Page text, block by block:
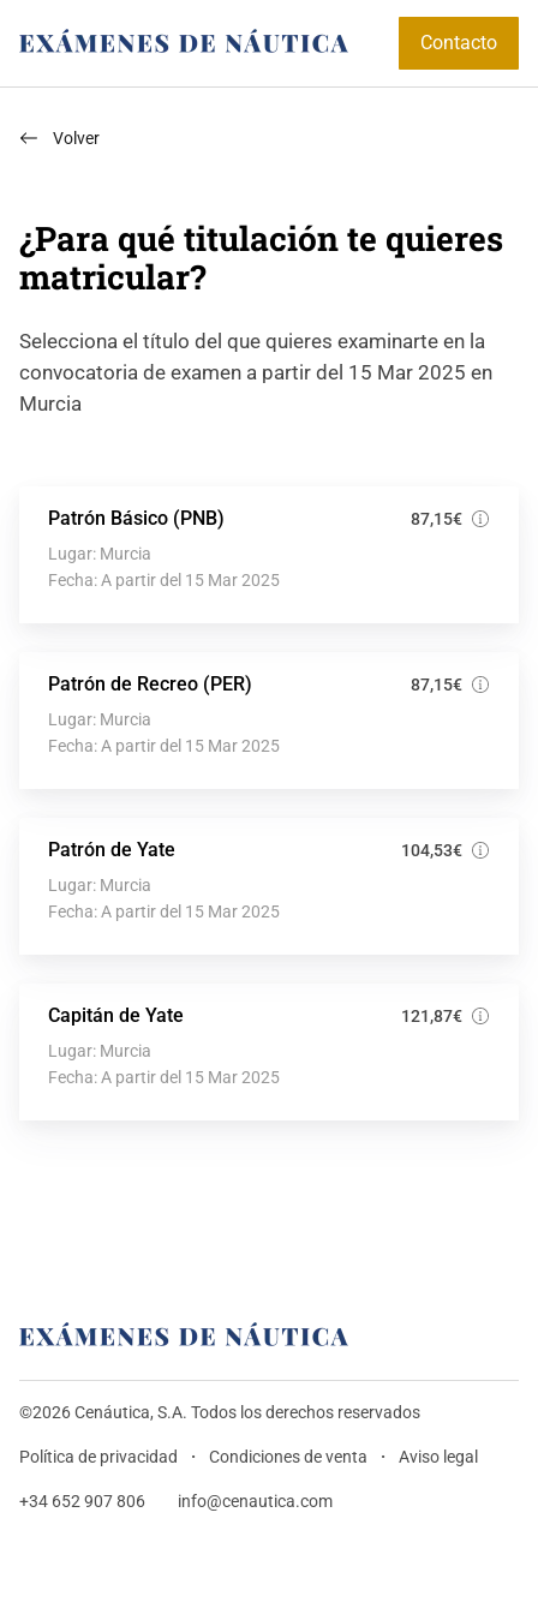
Contacto
Volver
¿Para qué titulación te quieres
matricular?
Selecciona el título del que quieres examinarte en la
convocatoria de examen a partir del 15 Mar 2025 en
Murcia
Patrón Básico (PNB)
87,15€
Lugar: Murcia
Fecha: A partir del 15 Mar 2025
Patrón de Recreo (PER)
87,15€
Lugar: Murcia
Fecha: A partir del 15 Mar 2025
Patrón de Yate
104,53€
Lugar: Murcia
Fecha: A partir del 15 Mar 2025
Capitán de Yate
121,87€
Lugar: Murcia
Fecha: A partir del 15 Mar 2025
©2026 Cenáutica, S.A. Todos los derechos reservados
Política de privacidad Condiciones de venta Aviso legal
+34 652 907 806 info@cenautica.com